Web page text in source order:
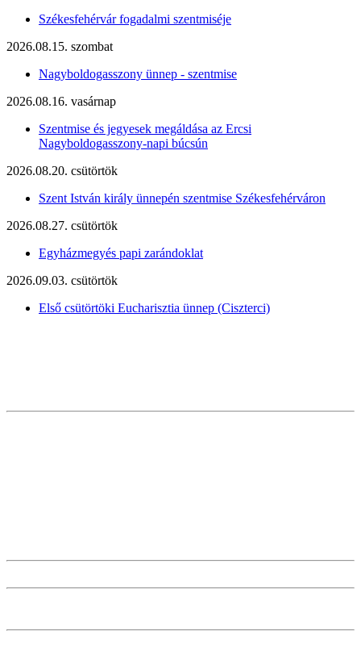
Székesfehérvár fogadalmi szentmiséje
2026.08.15. szombat
Nagyboldogasszony ünnep - szentmise
2026.08.16. vasárnap
Szentmise és jegyesek megáldása az Ercsi
Nagyboldogasszony-napi búcsún
2026.08.20. csütörtök
Szent István király ünnepén szentmise Székesfehérváron
2026.08.27. csütörtök
Egyházmegyés papi zarándoklat
2026.09.03. csütörtök
Első csütörtöki Eucharisztia ünnep (Ciszterci)